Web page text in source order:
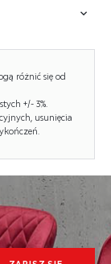
różnić się od
+/- 3%.
usunięcia